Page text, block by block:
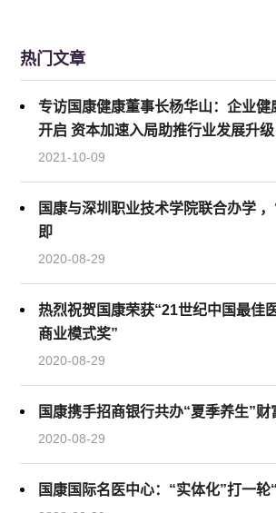
热门文章
专访国康健康董事长杨华山：企业健
开启 资本加速入局助推行业发展升级
2021-10-09
国康与深圳职业技术学院联合办学
即
2020-08-29
热烈祝贺国康荣获“21世纪中国最佳
商业模式奖”
2020-08-29
国康携手招商银行共办“夏季养生”财
2020-08-29
国康国际名医中心：“实体化”打一轮